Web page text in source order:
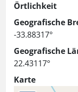
Örtlichkeit
Geografische
-33.88317°
Geografische
22.43117°
Karte